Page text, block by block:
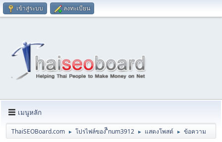
เข้าสู่ระบบ ลงทะเบียน
เมนูหลัก
ThaiSEOBoard.com ► โปรไฟล์ของ ืีnum3912 ► แสดงโพสต์ ► ข้อความ